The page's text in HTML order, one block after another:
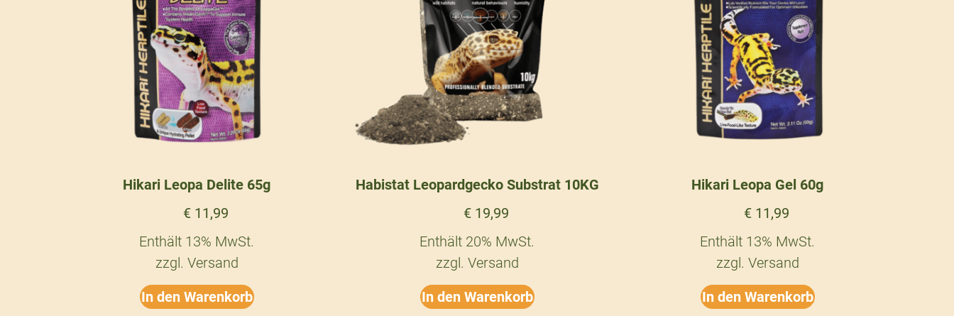
Hikari Leopa Delite 65g
€11,99
Enthält 13% MwSt.
zzgl. Versand
In den Warenkorb
Habistat Leopardgecko Substrat 10KG
€19,99
Enthält 20% MwSt.
zzgl. Versand
In den Warenkorb
Hikari Leopa Gel 60g
€11,99
Enthält 13% MwSt.
zzgl. Versand
In den Warenkorb